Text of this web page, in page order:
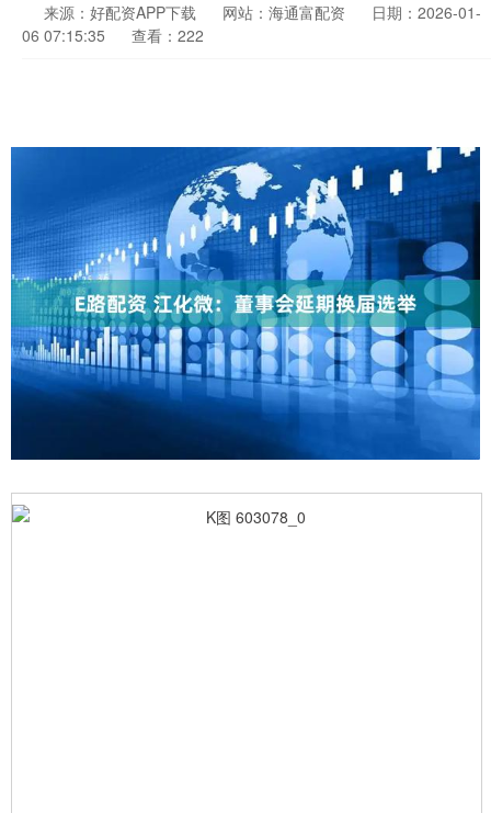
来源：好配资APP下载 网站：海通富配资
日期：2026-01-
06 07:15:35
查看：222